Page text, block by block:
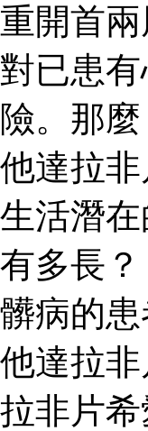
重開首
對已患
險。那
他達拉
生活潛
有多長？
髒病的
他達拉
拉非片